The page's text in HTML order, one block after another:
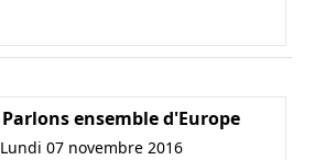
Parlons ensemble d'Europe
Lundi 07 novembre 2016